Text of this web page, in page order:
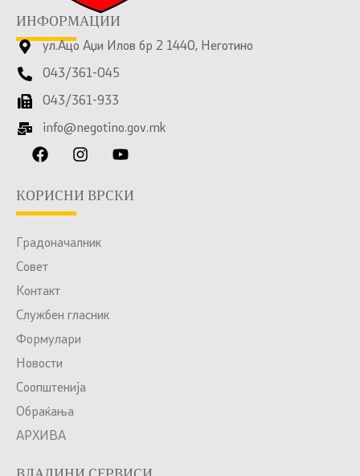
ИНФОРМАЦИИ
ул.Ацо Аџи Илов бр 2 1440, Неготино
043/361-045
043/361-933
info@negotino.gov.mk
КОРИСНИ ВРСКИ
Градоначалник
Совет
Контакт
Службен гласник
Формулари
Новости
Соопштенија
Обраќања
АРХИВА